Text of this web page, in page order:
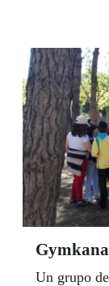
Sevilla,
formarán a
Un grupo